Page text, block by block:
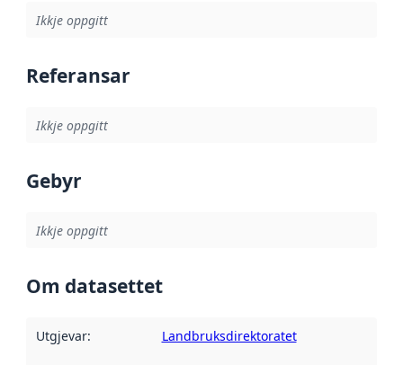
Ikkje oppgitt
Referansar
Ikkje oppgitt
Gebyr
Ikkje oppgitt
Om datasettet
Utgjevar: Landbruksdirektoratet